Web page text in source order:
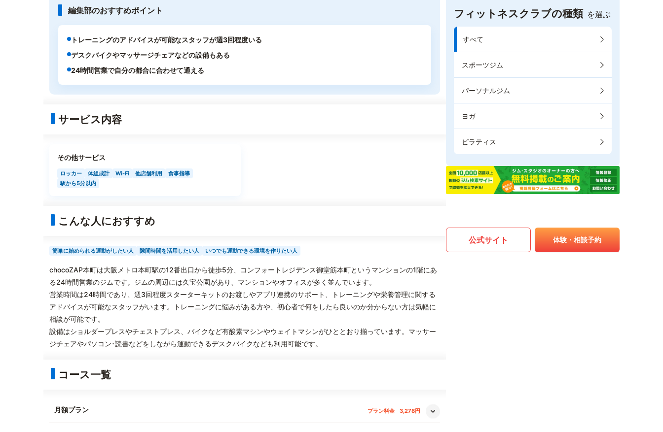
編集部のおすすめポイント
トレーニングのアドバイスが可能なスタッフが週3回程度いる
デスクバイクやマッサージチェアなどの設備もある
24時間営業で自分の都合に合わせて通える
サービス内容
その他サービス
ロッカー 体組成計 Wi-Fi 他店舗利用
食事指導
駅から5分以内
こんな人におすすめ
簡単に始められる運動がしたい人 隙間時間を活用したい人 いつでも運動できる環境を作りたい人
chocoZAP本町は大阪メトロ本町駅の12番出口から徒歩5分、コンフォートレジデンス御堂筋本町というマンションの1階にあ
る24時間営業のジムです。ジムの周辺には久宝公園があり、マンションやオフィスが多く並んでいます。
営業時間は24時間であり、週3回程度スターターキットのお渡しやアプリ連携のサポート、トレーニングや栄養管理に関する
アドバイスが可能なスタッフがいます。トレーニングに悩みがある方や、初心者で何をしたら良いのか分からない方は気軽に
相談が可能です。
設備はショルダープレスやチェストプレス、バイクなど有酸素マシンやウェイトマシンがひととおり揃っています。マッサー
ジチェアやパソコン･読書などをしながら運動できるデスクバイクなども利用可能です。
コース一覧
月額プラン プラン料金 3,278円
フィットネスクラブの種類 を選ぶ
すべて
スポーツジム
パーソナルジム
ヨガ
ピラティス
公式サイト 体験・相談予約